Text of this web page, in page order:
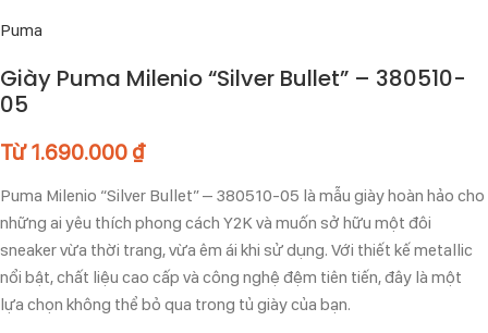
Puma
Giày Puma Milenio “Silver Bullet” – 380510-
05
Từ1.690.000 ₫
Puma Milenio “Silver Bullet” – 380510-05 là mẫu giày hoàn hảo cho
những ai yêu thích phong cách Y2K và muốn sở hữu một đôi
sneaker vừa thời trang, vừa êm ái khi sử dụng. Với thiết kế metallic
nổi bật, chất liệu cao cấp và công nghệ đệm tiên tiến, đây là một
lựa chọn không thể bỏ qua trong tủ giày của bạn.